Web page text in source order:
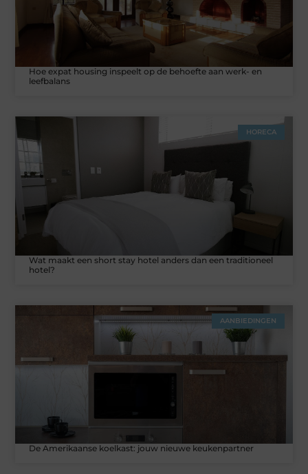
Hoe expat housing inspeelt op de behoefte aan werk- en
leefbalans
HORECA
Wat maakt een short stay hotel anders dan een traditioneel
hotel?
AANBIEDINGEN
De Amerikaanse koelkast: jouw nieuwe keukenpartner